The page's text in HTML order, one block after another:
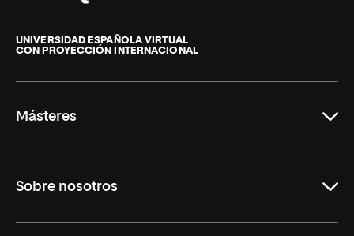
de
La
UNIVERSIDAD ESPAÑOLA VIRTUAL
CON PROYECCIÓN INTERNACIONAL
Másteres
Derecho
Sobre nosotros